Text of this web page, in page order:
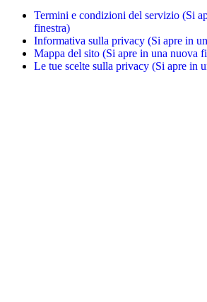
Termini e condizioni del servizio (Si
finestra)
Informativa sulla privacy (Si apre in
Mappa del sito (Si apre in una nuova
Le tue scelte sulla privacy (Si apre in